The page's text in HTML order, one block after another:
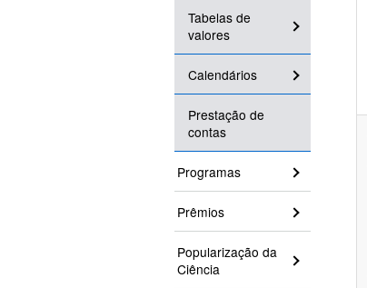
Tabelas de
valores
Calendários
Prestação de
contas
Programas
Prêmios
Popularização da
Ciência